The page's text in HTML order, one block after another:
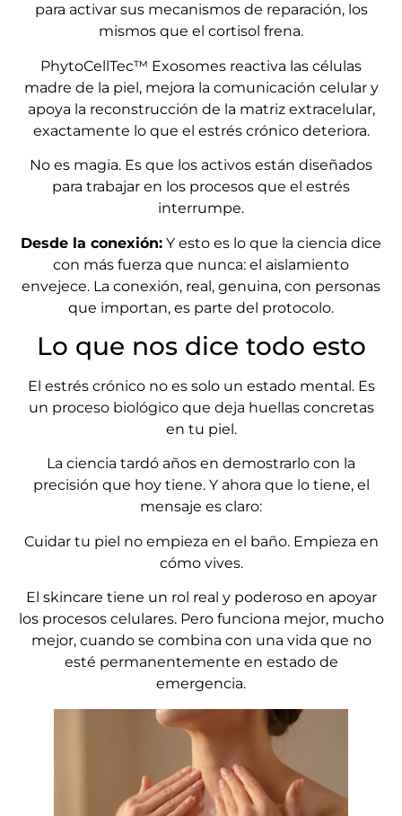
para activar sus mecanismos de reparación, los
mismos que el cortisol frena.
PhytoCellTec™ Exosomes reactiva las células
madre de la piel, mejora la comunicación celular y
apoya la reconstrucción de la matriz extracelular,
exactamente lo que el estrés crónico deteriora.
No es magia. Es que los activos están diseñados
para trabajar en los procesos que el estrés
interrumpe.
Desde la conexión: Y esto es lo que la ciencia dice
con más fuerza que nunca: el aislamiento
envejece. La conexión, real, genuina, con personas
que importan, es parte del protocolo.
Lo que nos dice todo esto
El estrés crónico no es solo un estado mental. Es
un proceso biológico que deja huellas concretas
en tu piel.
La ciencia tardó años en demostrarlo con la
precisión que hoy tiene. Y ahora que lo tiene, el
mensaje es claro:
Cuidar tu piel no empieza en el baño. Empieza en
cómo vives.
El skincare tiene un rol real y poderoso en apoyar
los procesos celulares. Pero funciona mejor, mucho
mejor, cuando se combina con una vida que no
esté permanentemente en estado de
emergencia.